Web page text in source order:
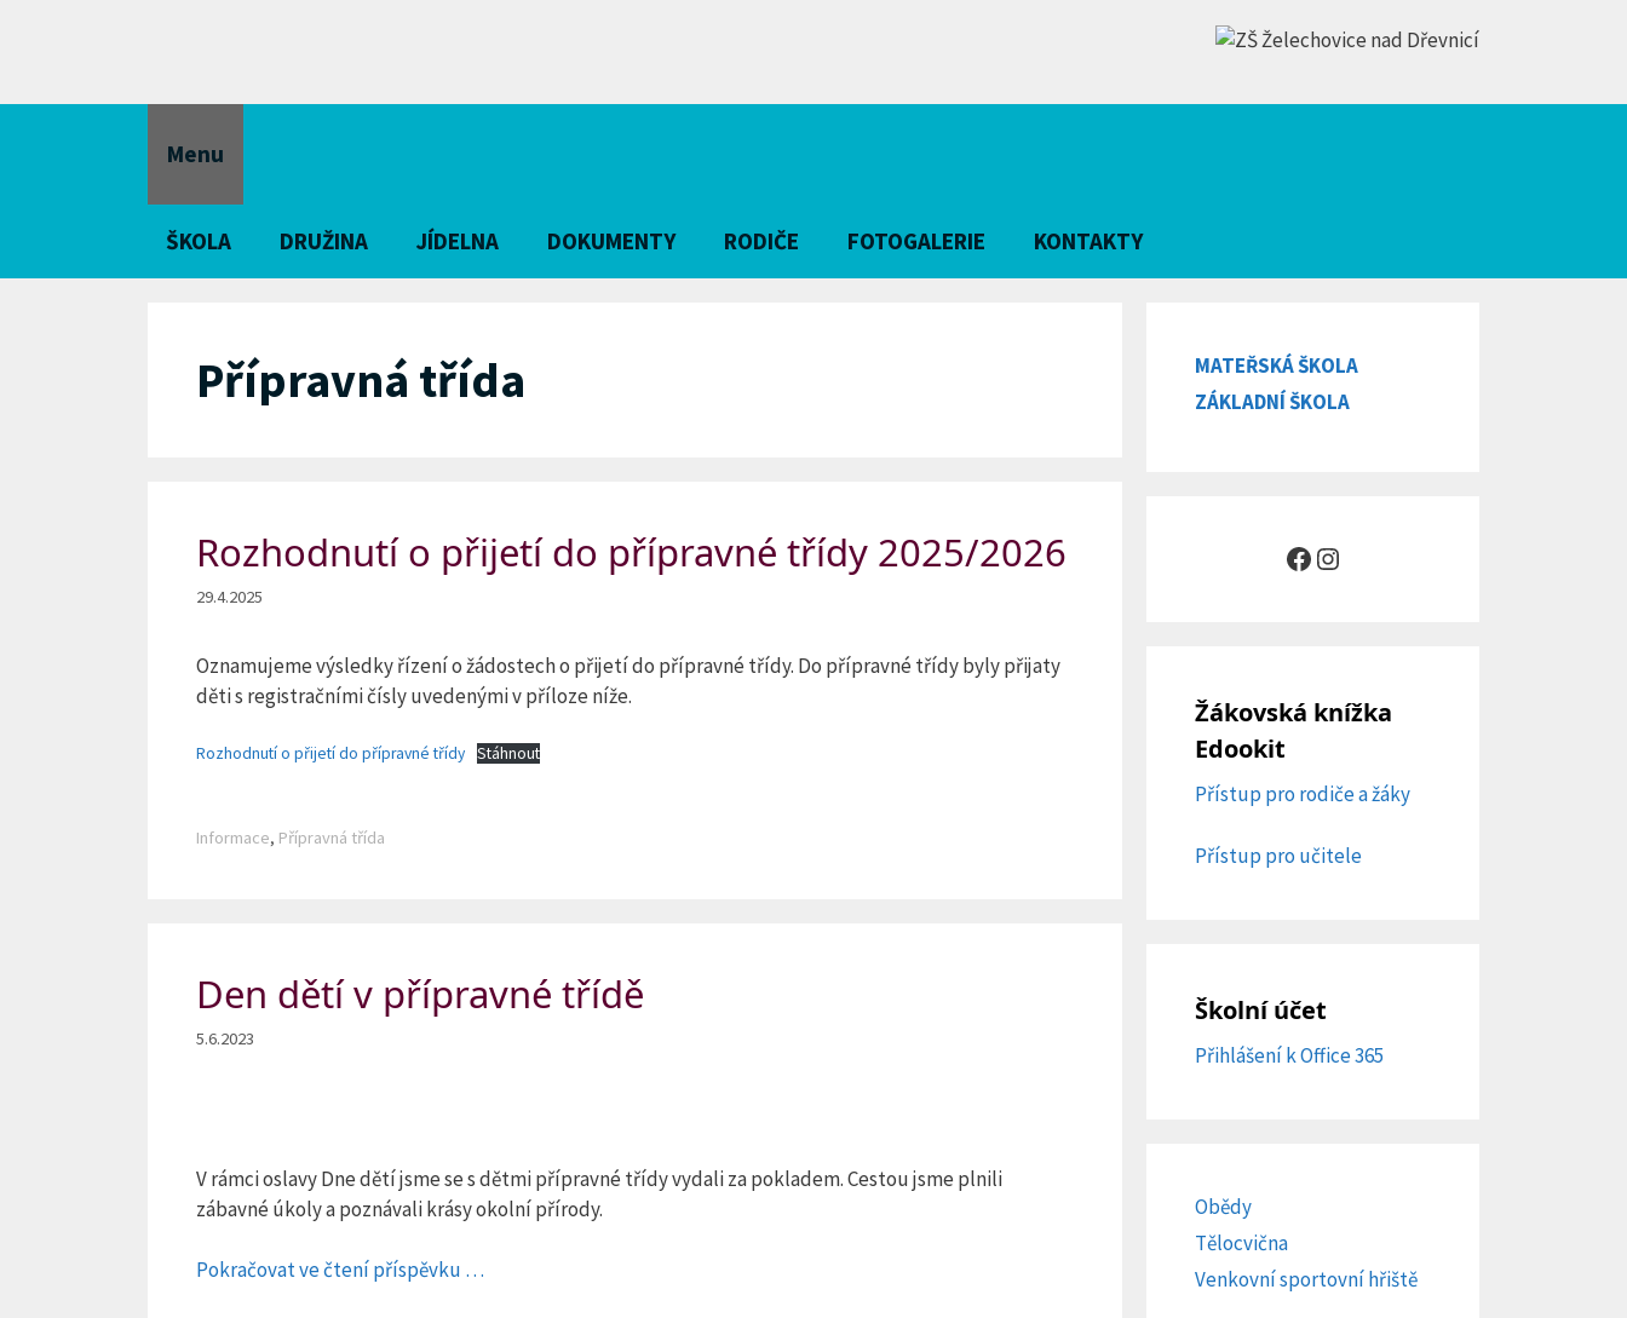
Menu
ŠKOLA DRUŽINA JÍDELNA DOKUMENTY RODIČE FOTOGALERIE KONTAKTY
Přípravná třída
Rozhodnutí o přijetí do přípravné třídy 2025/2026
29.4.2025
Oznamujeme výsledky řízení o žádostech o přijetí do přípravné třídy. Do přípravné třídy byly přijaty
děti s registračními čísly uvedenými v příloze níže.
Rozhodnutí o přijetí do přípravné třídy Stáhnout
Rubriky
Informace, Přípravná třída
Den dětí v přípravné třídě
5.6.2023
V rámci oslavy Dne dětí jsme se s dětmi přípravné třídy vydali za pokladem. Cestou jsme plnili
zábavné úkoly a poznávali krásy okolní přírody.
Pokračovat ve čtení příspěvku …
MATEŘSKÁ ŠKOLA
ZÁKLADNÍ ŠKOLA
Facebook
Instagram
Žákovská knížka
Edookit
Přístup pro rodiče a žáky
Přístup pro učitele
Školní účet
Přihlášení k Office 365
Obědy
Tělocvična
Venkovní sportovní hřiště